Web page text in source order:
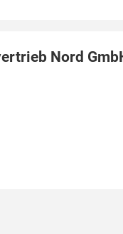
Nord